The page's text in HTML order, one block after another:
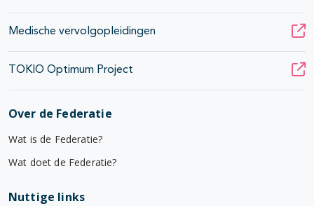
Medische vervolgopleidingen
TOKIO Optimum Project
Over de Federatie
Wat is de Federatie?
Wat doet de Federatie?
Nuttige links